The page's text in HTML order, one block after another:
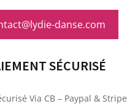
danse.com
SÉCURISÉ
Via CB – Paypal & Stripe